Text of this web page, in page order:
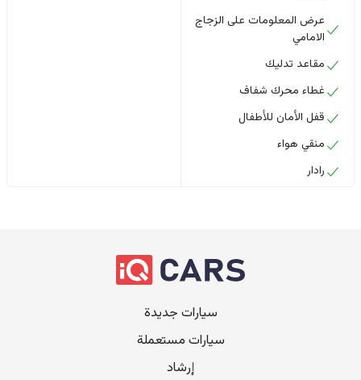
عرض المعلومات على الزجاج
الامامي
مقاعد تدليك
غطاء محرك شفاف
قفل الأمان للأطفال
منقي هواء
رادار
سيارات جديدة
سيارات مستعملة
إرشاد